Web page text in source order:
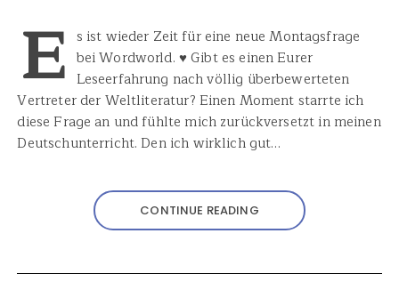
E s ist wieder Zeit für eine neue Montagsfrage
bei Wordworld. ♥ Gibt es einen Eurer
Leseerfahrung nach völlig überbewerteten
Vertreter der Weltliteratur? Einen Moment starrte ich
diese Frage an und fühlte mich zurückversetzt in meinen
Deutschunterricht. Den ich wirklich gut…
CONTINUE READING